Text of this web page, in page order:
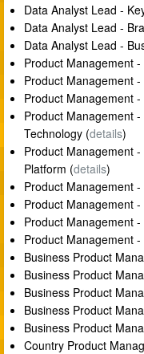
Data Analyst Lead -
Data Analyst Lead -
Data Analyst Lead -
Product Management
Product Management
Product Management
Product Management
Technology (details)
Product Management
Platform (details)
Product Management
Product Management
Product Management
Product Management
Business Product
Business Product
Business Product
Business Product
Business Product
Country Product